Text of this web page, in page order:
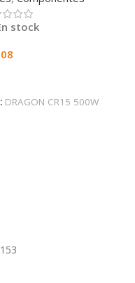
stock
DRAGON CR15 500W